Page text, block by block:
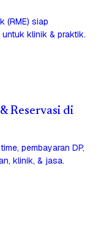
(RME) siap
untuk klinik & praktik.
Reservasi di
pembayaran DP,
klinik, & jasa.